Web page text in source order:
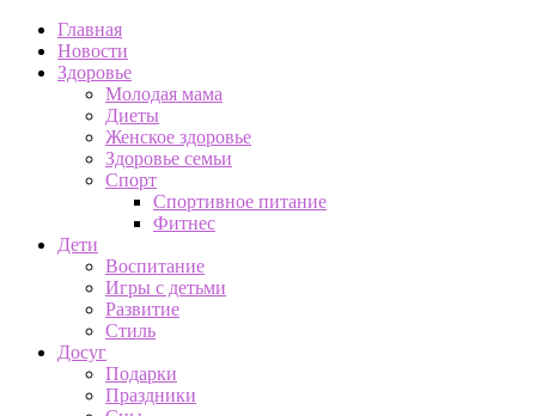
Главная
Новости
Здоровье
Молодая мама
Диеты
Женское здоровье
Здоровье семьи
Спорт
Спортивное питание
Фитнес
Дети
Воспитание
Игры с детьми
Развитие
Стиль
Досуг
Подарки
Праздники